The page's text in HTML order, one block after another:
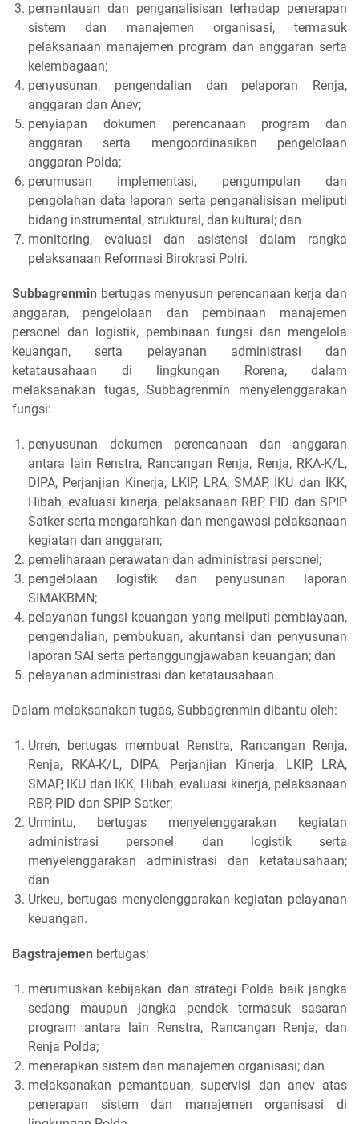
pemantauan dan penganalisisan terhadap penerapan
sistem dan manajemen organisasi, termasuk
pelaksanaan manajemen program dan anggaran serta
kelembagaan;
penyusunan, pengendalian dan pelaporan Renja,
anggaran dan Anev;
penyiapan dokumen perencanaan program dan
anggaran serta mengoordinasikan pengelolaan
anggaran Polda;
perumusan implementasi, pengumpulan dan
pengolahan data laporan serta penganalisisan meliputi
bidang instrumental, struktural, dan kultural; dan
monitoring, evaluasi dan asistensi dalam rangka
pelaksanaan Reformasi Birokrasi Polri.
Subbagrenmin bertugas menyusun perencanaan kerja dan
anggaran, pengelolaan dan pembinaan manajemen
personel dan logistik, pembinaan fungsi dan mengelola
keuangan, serta pelayanan administrasi dan
ketatausahaan di lingkungan Rorena, dalam
melaksanakan tugas, Subbagrenmin menyelenggarakan
fungsi:
penyusunan dokumen perencanaan dan anggaran
antara lain Renstra, Rancangan Renja, Renja, RKA-K/L,
DIPA, Perjanjian Kinerja, LKIP, LRA, SMAP, IKU dan IKK,
Hibah, evaluasi kinerja, pelaksanaan RBP, PID dan SPIP
Satker serta mengarahkan dan mengawasi pelaksanaan
kegiatan dan anggaran;
pemeliharaan perawatan dan administrasi personel;
pengelolaan logistik dan penyusunan laporan
SIMAKBMN;
pelayanan fungsi keuangan yang meliputi pembiayaan,
pengendalian, pembukuan, akuntansi dan penyusunan
laporan SAI serta pertanggungjawaban keuangan; dan
pelayanan administrasi dan ketatausahaan.
Dalam melaksanakan tugas, Subbagrenmin dibantu oleh:
Urren, bertugas membuat Renstra, Rancangan Renja,
Renja, RKA-K/L, DIPA, Perjanjian Kinerja, LKIP, LRA,
SMAP, IKU dan IKK, Hibah, evaluasi kinerja, pelaksanaan
RBP, PID dan SPIP Satker;
Urmintu, bertugas menyelenggarakan kegiatan
administrasi personel dan logistik serta
menyelenggarakan administrasi dan ketatausahaan;
dan
Urkeu, bertugas menyelenggarakan kegiatan pelayanan
keuangan.
Bagstrajemen bertugas:
merumuskan kebijakan dan strategi Polda baik jangka
sedang maupun jangka pendek termasuk sasaran
program antara lain Renstra, Rancangan Renja, dan
Renja Polda;
menerapkan sistem dan manajemen organisasi; dan
melaksanakan pemantauan, supervisi dan anev atas
penerapan sistem dan manajemen organisasi di